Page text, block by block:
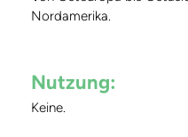
Nordamerika.
Nutzung:
Keine.